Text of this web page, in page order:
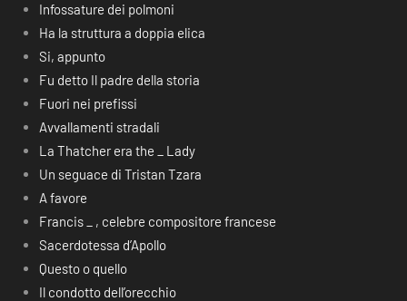
Infossature dei polmoni
Ha la struttura a doppia elica
Si, appunto
Fu detto Il padre della storia
Fuori nei prefissi
Avvallamenti stradali
La Thatcher era the _ Lady
Un seguace di Tristan Tzara
A favore
Francis _ , celebre compositore francese
Sacerdotessa d’Apollo
Questo o quello
Il condotto dell’orecchio